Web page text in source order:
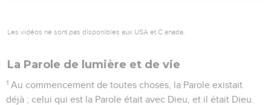
Les vidéos ne sont pas disponibles aux USA et C anada.
La Parole de lumière et de vie
1 Au commencement de toutes choses, la Parole existait
déjà ; celui qui est la Parole était avec Dieu, et il était Dieu.